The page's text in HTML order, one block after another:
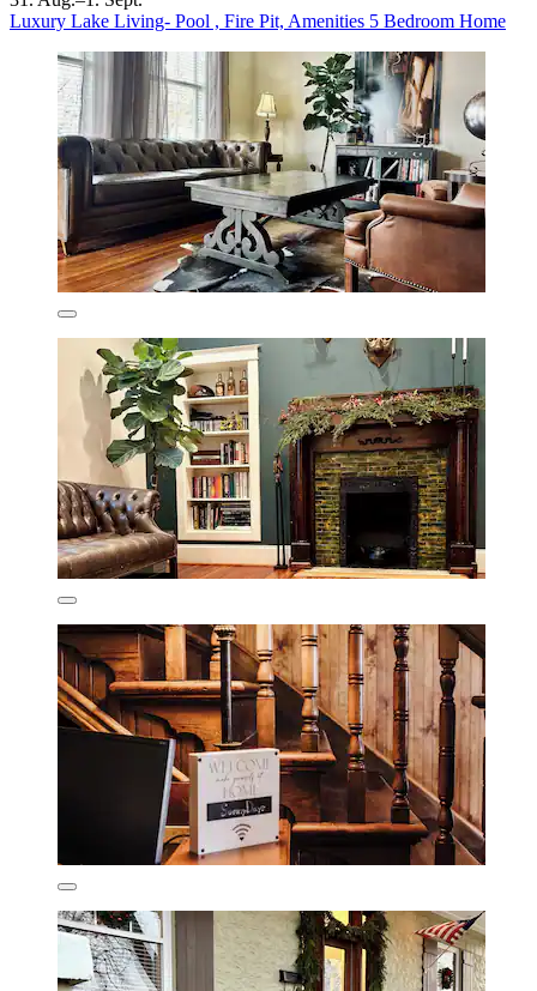
Luxury Lake Living- Pool , Fire Pit, Amenities 5 Bedroom Home